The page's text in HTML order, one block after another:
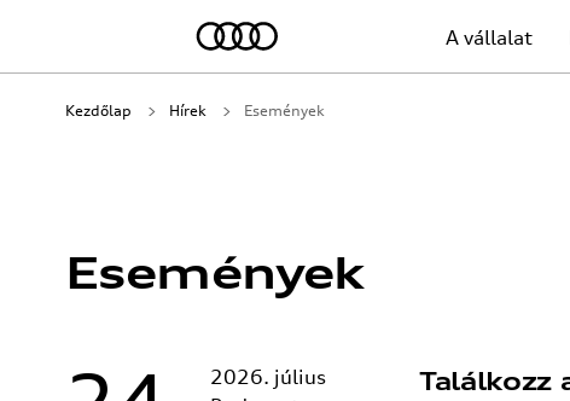
A vállalat
Kezdőlap Hírek Események
Események
2026. július
Találkozz